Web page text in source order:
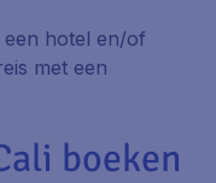
een hotel en/of
met een
boeken